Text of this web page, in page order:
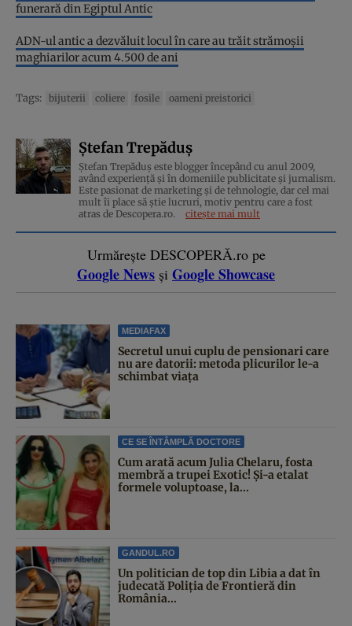
funerară din Egiptul Antic
ADN-ul antic a dezvăluit locul în care au trăit strămoșii
maghiarilor acum 4.500 de ani
Tags: bijuterii coliere fosile oameni preistorici
Ștefan Trepăduș
Ștefan Trepăduș este blogger începând cu anul 2009,
având experiență și în domeniile publicitate și jurnalism.
Este pasionat de marketing și de tehnologie, dar cel mai
mult îi place să știe lucruri, motiv pentru care a fost
atras de Descopera.ro.
citește mai mult
Urmărește DESCOPERĂ.ro pe
Google News și Google Showcase
MEDIAFAX
Secretul unui cuplu de pensionari care
nu are datorii: metoda plicurilor le-a
schimbat viața
CE SE ÎNTÂMPLĂ DOCTORE
Cum arată acum Julia Chelaru, fosta
membră a trupei Exotic! Și-a etalat
formele voluptoase, la...
GANDUL.RO
Un politician de top din Libia a dat în
judecată Poliția de Frontieră din
România...